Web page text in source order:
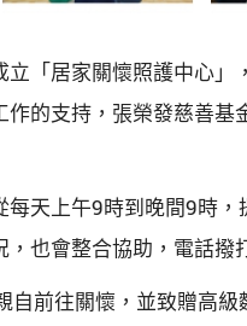
「居家關懷照護中心
的支持，張榮發慈善
天上午9時到晚間9時
也會整合協助，電話撥
前往關懷，並致贈高